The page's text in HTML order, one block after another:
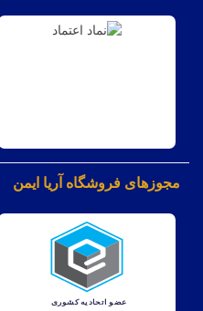
مجوزهای فروشگاه آریا ایمن